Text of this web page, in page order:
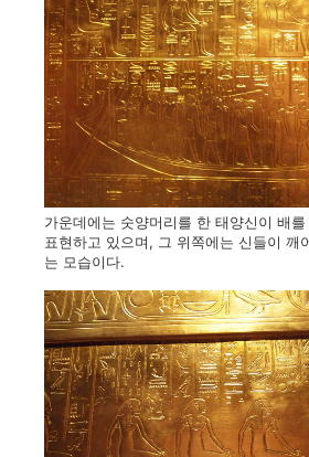
가운데에는 숫양머리를 한 태양신이 배
표현하고 있으며, 그 위쪽에는 신들이 깨
는 모습이다.